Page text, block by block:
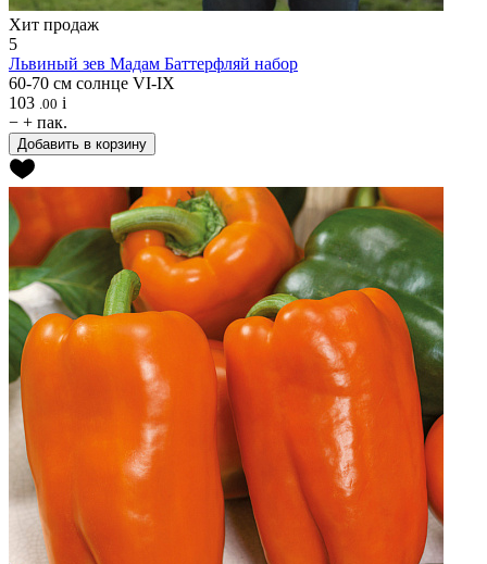
Хит продаж
5
Львиный зев Мадам Баттерфляй набор
60-70 см солнце VI-IX
103 .00 i
− + пак.
Добавить в корзину